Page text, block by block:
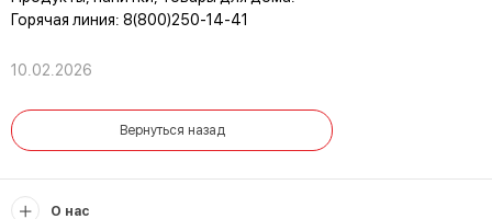
Горячая линия: 8(800)250-14-41
10.02.2026
Вернуться назад
О нас